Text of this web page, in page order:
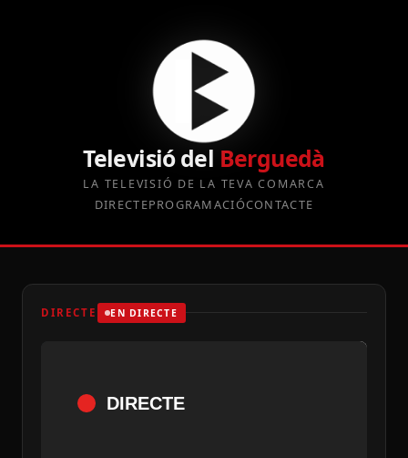
Televisió del Berguedà
LA TELEVISIÓ DE LA TEVA COMARCA
DIRECTEPROGRAMACIÓCONTACTE
DIRECTE EN DIRECTE
DIRECTE